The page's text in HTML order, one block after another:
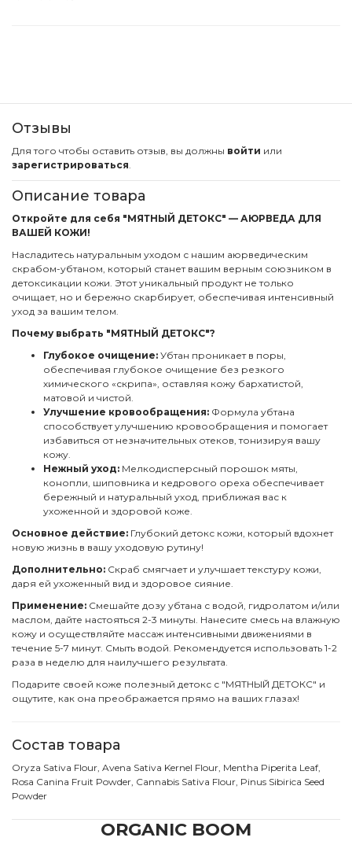
Отзывы
Для того чтобы оставить отзыв, вы должны войти или
зарегистрироваться.
Описание товара
Откройте для себя "МЯТНЫЙ ДЕТОКС" — АЮРВЕДА ДЛЯ
ВАШЕЙ КОЖИ!
Насладитесь натуральным уходом с нашим аюрведическим
скрабом-убтаном, который станет вашим верным союзником в
детоксикации кожи. Этот уникальный продукт не только
очищает, но и бережно скарбирует, обеспечивая интенсивный
уход за вашим телом.
Почему выбрать "МЯТНЫЙ ДЕТОКС"?
Глубокое очищение: Убтан проникает в поры,
обеспечивая глубокое очищение без резкого
химического «скрипа», оставляя кожу бархатистой,
матовой и чистой.
Улучшение кровообращения: Формула убтана
способствует улучшению кровообращения и помогает
избавиться от незначительных отеков, тонизируя вашу
кожу.
Нежный уход: Мелкодисперсный порошок мяты,
конопли, шиповника и кедрового ореха обеспечивает
бережный и натуральный уход, приближая вас к
ухоженной и здоровой коже.
Основное действие: Глубокий детокс кожи, который вдохнет
новую жизнь в вашу уходовую рутину!
Дополнительно: Скраб смягчает и улучшает текстуру кожи,
даря ей ухоженный вид и здоровое сияние.
Применение: Смешайте дозу убтана с водой, гидролатом и/или
маслом, дайте настояться 2-3 минуты. Нанесите смесь на влажную
кожу и осуществляйте массаж интенсивными движениями в
течение 5-7 минут. Смыть водой. Рекомендуется использовать 1-2
раза в неделю для наилучшего результата.
Подарите своей коже полезный детокс с "МЯТНЫЙ ДЕТОКС" и
ощутите, как она преображается прямо на ваших глазах!
Состав товара
Oryza Sativa Flour, Avena Sativa Kernel Flour, Mentha Piperita Leaf,
Rosa Canina Fruit Powder, Cannabis Sativa Flour, Pinus Sibirica Seed
Powder
ORGANIC BOOM